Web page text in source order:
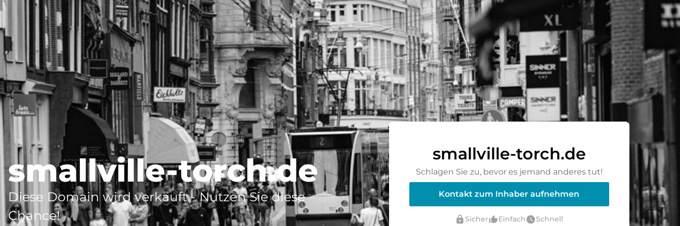
smallville-torch.de
Diese Domain wird verkauft - Nutzen Sie diese
Chance!
smallville-torch.de
Schlagen Sie zu, bevor es jemand anderes tut!
Kontakt zum Inhaber aufnehmen
lock Sicherthumb_up_altEinfachwatch_laterSchnell